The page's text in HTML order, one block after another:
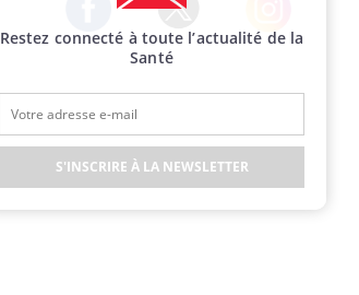
Facebook Twitter Instagram
Restez connecté à toute l’actualité de la
Santé
S'INSCRIRE À LA NEWSLETTER